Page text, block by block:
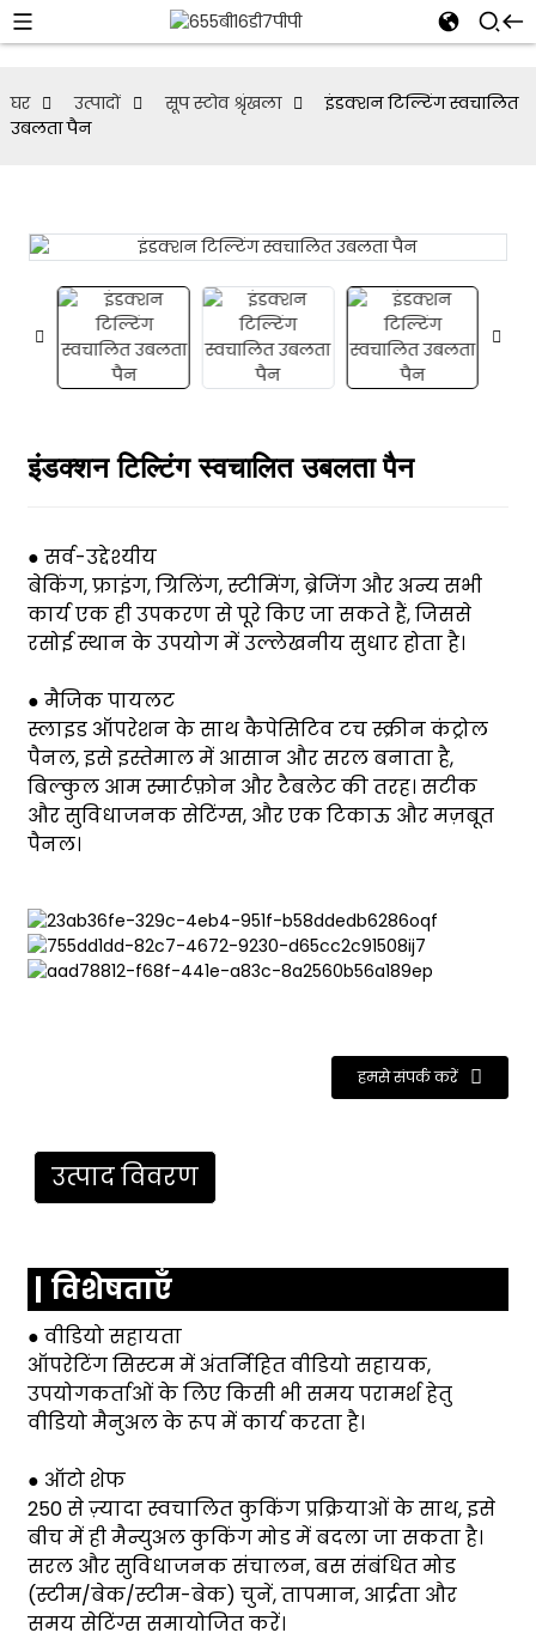
घर उत्पादों सूप स्टोव श्रृंखला
इंडक्शन टिल्टिंग स्वचालित
उबलता पैन
इंडक्शन टिल्टिंग स्वचालित उबलता पैन
● सर्व-उद्देश्यीय
बेकिंग, फ्राइंग, ग्रिलिंग, स्टीमिंग, ब्रेजिंग और अन्य सभी
कार्य एक ही उपकरण से पूरे किए जा सकते हैं, जिससे
रसोई स्थान के उपयोग में उल्लेखनीय सुधार होता है।
● मैजिक पायलट
स्लाइड ऑपरेशन के साथ कैपेसिटिव टच स्क्रीन कंट्रोल
पैनल, इसे इस्तेमाल में आसान और सरल बनाता है,
बिल्कुल आम स्मार्टफ़ोन और टैबलेट की तरह। सटीक
और सुविधाजनक सेटिंग्स, और एक टिकाऊ और मज़बूत
पैनल।
हमसे संपर्क करें
उत्पाद विवरण
विशेषताएँ
● वीडियो सहायता
ऑपरेटिंग सिस्टम में अंतर्निहित वीडियो सहायक,
उपयोगकर्ताओं के लिए किसी भी समय परामर्श हेतु
वीडियो मैनुअल के रूप में कार्य करता है।
● ऑटो शेफ
250 से ज़्यादा स्वचालित कुकिंग प्रक्रियाओं के साथ, इसे
बीच में ही मैन्युअल कुकिंग मोड में बदला जा सकता है।
सरल और सुविधाजनक संचालन, बस संबंधित मोड
(स्टीम/बेक/स्टीम-बेक) चुनें, तापमान, आर्द्रता और
समय सेटिंग्स समायोजित करें।